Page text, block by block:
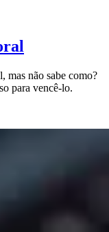
mas não sabe como?
para vencê-lo.